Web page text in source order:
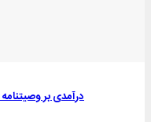
درآمدی بر